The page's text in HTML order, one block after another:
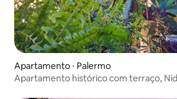
Apartamento ⋅ Palermo
Apartamento histórico com terraço,